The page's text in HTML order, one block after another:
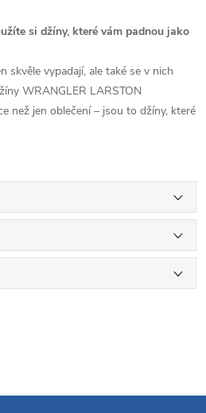
si džíny, které vám padnou jako
skvěle vypadají, ale také se v nich
WRANGLER LARSTON
než jen oblečení – jsou to džíny, které